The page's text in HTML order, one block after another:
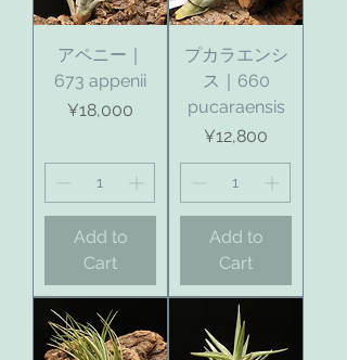
アペニー｜
673 appenii
Price
¥18,000
Add to
Cart
プカラエンシ
ス｜660
pucaraensis
Price
¥12,800
Add to
Cart